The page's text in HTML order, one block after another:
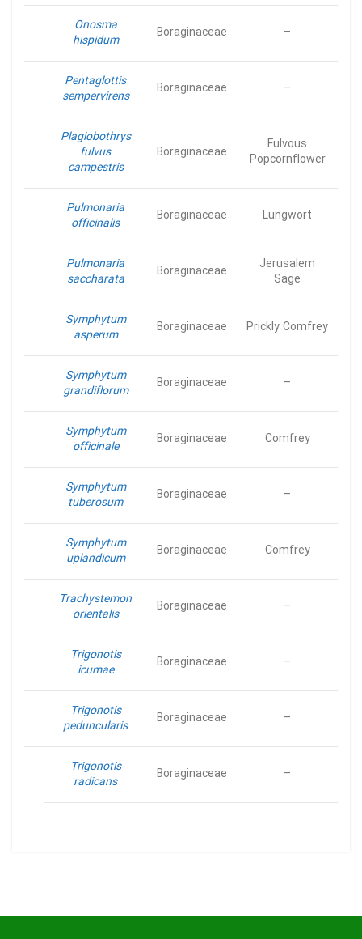
–
Boraginaceae
Onosma
hispidum
–
Boraginaceae
Pentaglottis
sempervirens
Fulvous
Popcornflower
Boraginaceae
Plagiobothrys
fulvus
campestris
Lungwort
Boraginaceae
Pulmonaria
officinalis
Jerusalem
Sage
Boraginaceae
Pulmonaria
saccharata
Prickly Comfrey
Boraginaceae
Symphytum
asperum
–
Boraginaceae
Symphytum
grandiflorum
Comfrey
Boraginaceae
Symphytum
officinale
–
Boraginaceae
Symphytum
tuberosum
Comfrey
Boraginaceae
Symphytum
uplandicum
–
Boraginaceae
Trachystemon
orientalis
–
Boraginaceae
Trigonotis
icumae
–
Boraginaceae
Trigonotis
peduncularis
–
Boraginaceae
Trigonotis
radicans